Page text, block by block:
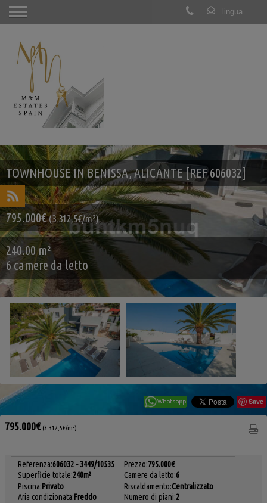
TOWNHOUSE IN BENISSA, ALICANTE [REF 606032]
795.000€ (3.312,5€/m²)
240.00 m²
6 camere da letto
Save
795.000€ (3.312,5€/m²)
Referenza:606032 - 3449/10535 Prezzo:795.000€
Superficie totale:240m² Camere da letto:6
Piscina:Privato Riscaldamento:Centralizzato
Aria condizionata:Freddo Numero di piani:2